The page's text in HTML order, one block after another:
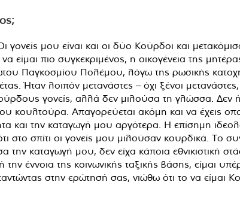
γονείς μου είναι και οι δύο Κούρδοι και
είμαι πιο συγκεκριμένος, η οικογένεια της
Παγκοσμίου Πολέμου, λόγω της ρωσικής
Ήταν λοιπόν μετανάστες – όχι ξένοι
γονείς, αλλά δεν μιλούσα τη γλώσσα. Δεν
κουλτούρα. Απαγορεύεται ακόμη και να έχεις
και την καταγωγή μου αργότερα. Η επίσημη
στο σπίτι οι γονείς μου μιλούσαν κουρδικά. Το
καταγωγή μου, δεν είχα κάποια εθνικιστική
την έννοια της κοινωνικής ταξικής βάσης, είμαι
στην ερώτησή σας, νιώθω ότι το να είμαι